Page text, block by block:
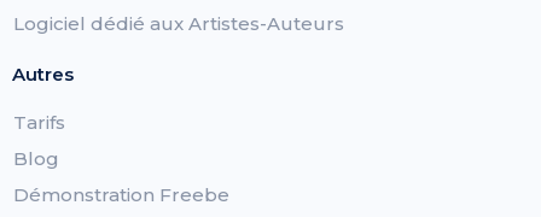
Logiciel dédié aux Artistes-Auteurs
Autres
Tarifs
Blog
Démonstration Freebe